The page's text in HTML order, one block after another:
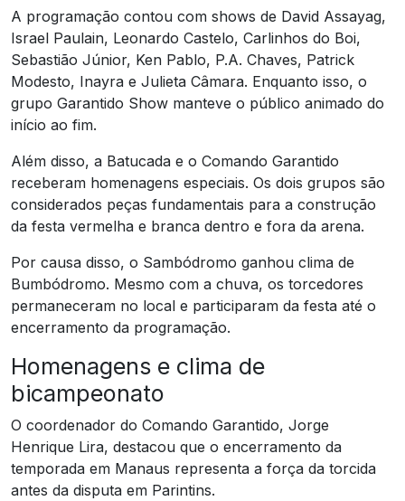
A programação contou com shows de David Assayag,
Israel Paulain, Leonardo Castelo, Carlinhos do Boi,
Sebastião Júnior, Ken Pablo, P.A. Chaves, Patrick
Modesto, Inayra e Julieta Câmara. Enquanto isso, o
grupo Garantido Show manteve o público animado do
início ao fim.
Além disso, a Batucada e o Comando Garantido
receberam homenagens especiais. Os dois grupos são
considerados peças fundamentais para a construção
da festa vermelha e branca dentro e fora da arena.
Por causa disso, o Sambódromo ganhou clima de
Bumbódromo. Mesmo com a chuva, os torcedores
permaneceram no local e participaram da festa até o
encerramento da programação.
Homenagens e clima de
bicampeonato
O coordenador do Comando Garantido, Jorge
Henrique Lira, destacou que o encerramento da
temporada em Manaus representa a força da torcida
antes da disputa em Parintins.